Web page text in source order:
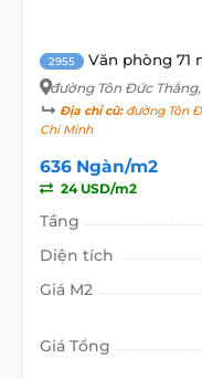
2955 Văn phòng 71
đường Tôn Đức Thắng
Địa chỉ cũ:đường Tôn
Chí Minh
636 Ngàn/m2
24 USD/m2
Tầng
Diện tích
Giá M2
Giá Tổng